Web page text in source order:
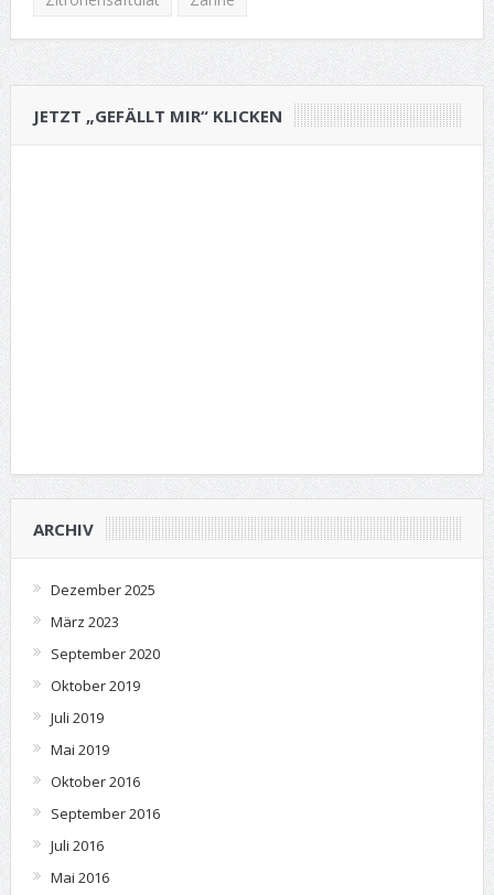
JETZT „GEFÄLLT MIR“ KLICKEN
ARCHIV
Dezember 2025
März 2023
September 2020
Oktober 2019
Juli 2019
Mai 2019
Oktober 2016
September 2016
Juli 2016
Mai 2016